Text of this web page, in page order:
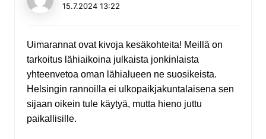
15.7.2024 13:22
Uimarannat ovat kivoja kesäkohteita! Meillä on
tarkoitus lähiaikoina julkaista jonkinlaista
yhteenvetoa oman lähialueen ne suosikeista.
Helsingin rannoilla ei ulkopaikjakuntalaisena sen
sijaan oikein tule käytyä, mutta hieno juttu
paikallisille.